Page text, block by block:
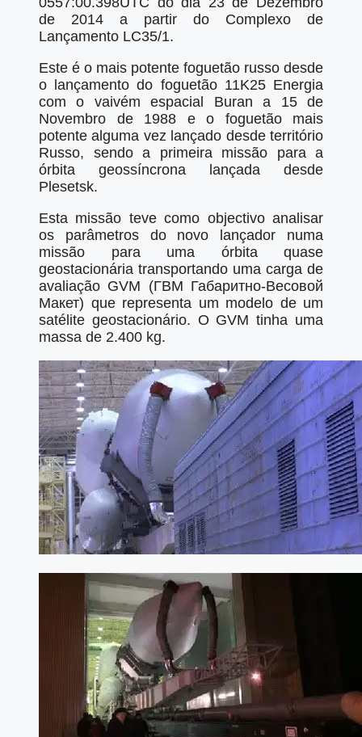
de 2014 a partir do Complexo de
Lançamento LC35/1.
Este é o mais potente foguetão russo desde
o lançamento do foguetão 11K25 Energia
com o vaivém espacial Buran a 15 de
Novembro de 1988 e o foguetão mais
potente alguma vez lançado desde território
Russo, sendo a primeira missão para a
órbita geossíncrona lançada desde
Plesetsk.
Esta missão teve como objectivo analisar
os parâmetros do novo lançador numa
missão para uma órbita quase
geostacionária transportando uma carga de
avaliação GVM (ГВМ Габаритно-Весовой
Макет) que representa um modelo de um
satélite geostacionário. O GVM tinha uma
massa de 2.400 kg.